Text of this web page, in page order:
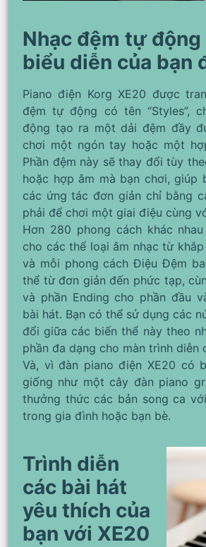
Nhạc đệm tự
biểu diễn của bạn
Piano điện Korg XE20 được
đệm tự động có tên “Styles”,
động tạo ra một dải đệm đầy
chơi một ngón tay hoặc một
Phần đệm này sẽ thay đổi tùy
hoặc hợp âm mà bạn chơi, giúp
các ứng tác đơn giản chỉ bằng
phải để chơi một giai điệu cùng
Hơn 280 phong cách khác
cho các thể loại âm nhạc từ
và mỗi phong cách Điệu Đệm
thể từ đơn giản đến phức tạp,
và phần Ending cho phần đầu
bài hát. Bạn có thể sử dụng các
đổi giữa các biến thể này theo
phần đa dạng cho màn trình diễn
Và, vì đàn piano điện XE20 có
giống như một cây đàn piano
thưởng thức các bản song ca
trong gia đình hoặc bạn bè.
Trình diễn
các bài hát
yêu thích của
bạn với XE20